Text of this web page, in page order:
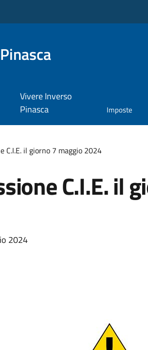
Vivere Inverso
Pinasca
Imposte
C.I.E. il giorno 7 maggio 2024
C.I.E. il
2024